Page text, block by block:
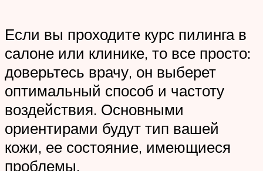
Если вы проходите курс пилинга в
салоне или клинике, то все просто:
доверьтесь врачу, он выберет
оптимальный способ и частоту
воздействия. Основными
ориентирами будут тип вашей
кожи, ее состояние, имеющиеся
проблемы.